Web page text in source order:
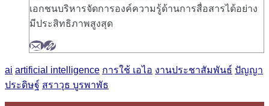
เอกชนบริหารจัดการองค์ความรู้ด้านการสื่อสารได้อย่าง
มีประสิทธิภาพสูงสุด
ai artificial intelligence การใช้ เอไอ งานประชาสัมพันธ์ ปัญญา
ประดิษฐ์ สราวุธ บูรพาพัธ